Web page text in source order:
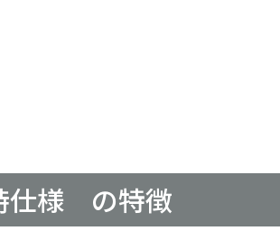
仕様 の特徴